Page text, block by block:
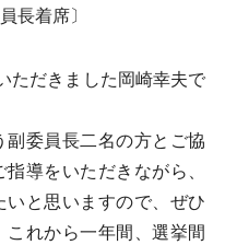
着席〕
だきました岡崎幸夫で
委員長二名の方とご協
導をいただきながら、
いと思いますので、ぜひ
れから一年間、選挙間